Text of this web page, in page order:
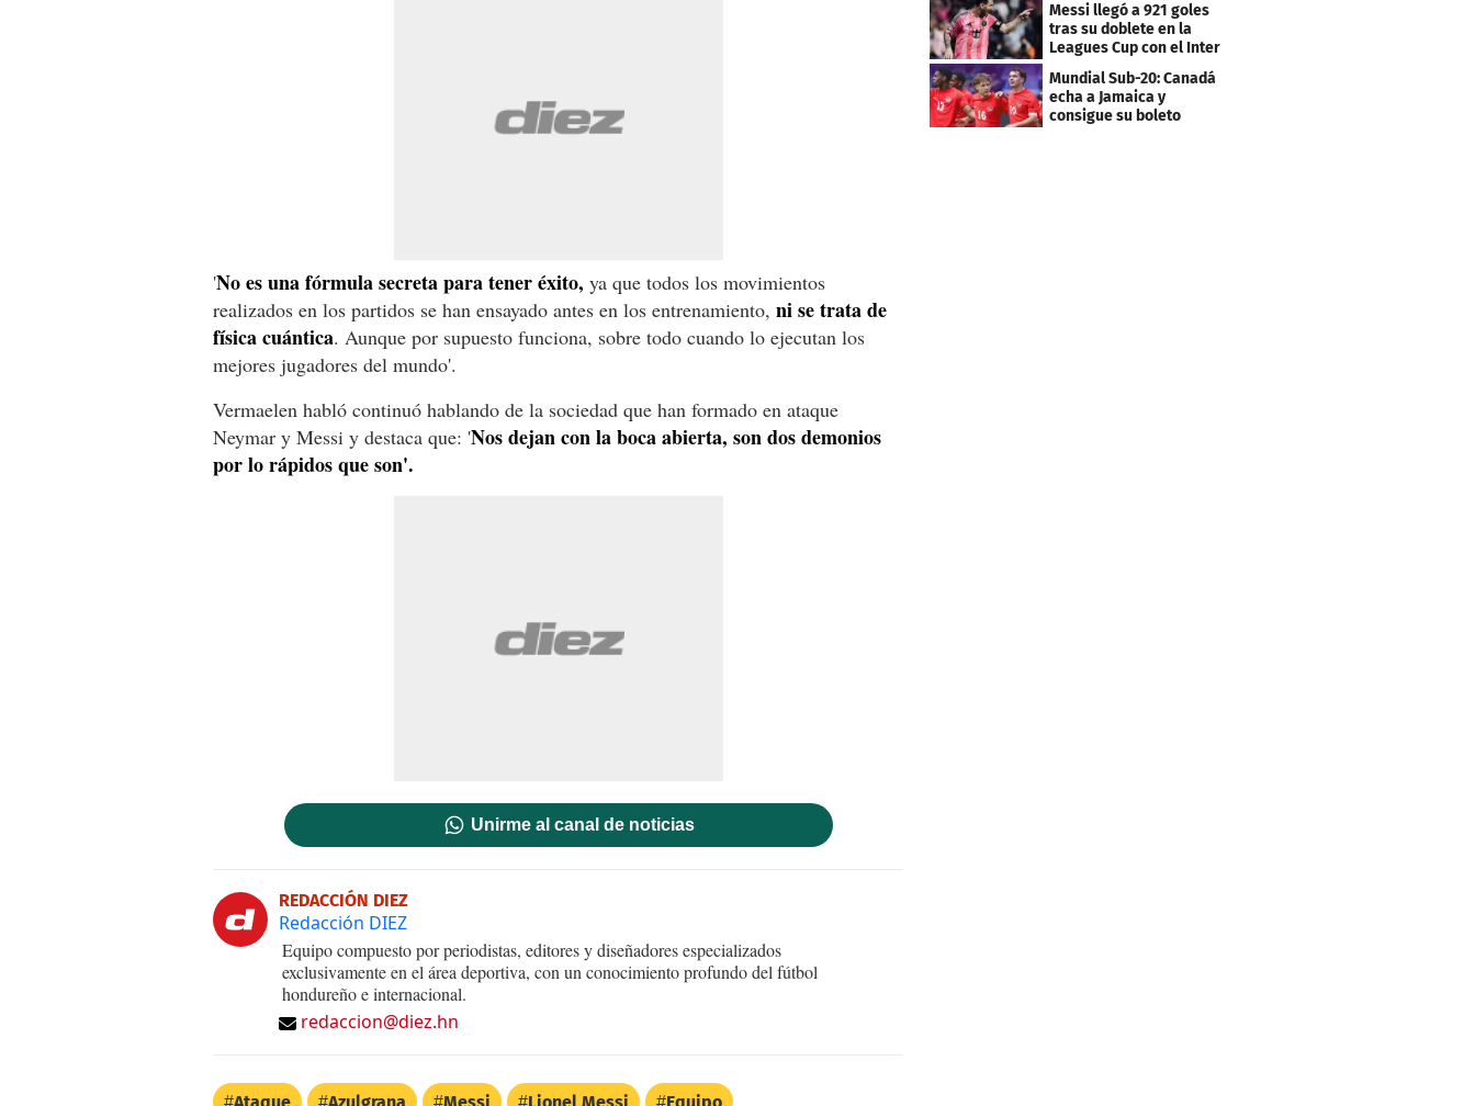
'No es una fórmula secreta para tener éxito, ya que todos los movimientos
realizados en los partidos se han ensayado antes en los entrenamiento, ni se trata de
física cuántica. Aunque por supuesto funciona, sobre todo cuando lo ejecutan los
mejores jugadores del mundo'.
Vermaelen habló continuó hablando de la sociedad que han formado en ataque
Neymar y Messi y destaca que: 'Nos dejan con la boca abierta, son dos demonios
por lo rápidos que son'.
Unirme al canal de noticias
REDACCIÓN DIEZ
Redacción DIEZ
Equipo compuesto por periodistas, editores y diseñadores especializados
exclusivamente en el área deportiva, con un conocimiento profundo del fútbol
hondureño e internacional.
redaccion@diez.hn
Messi llegó a 921 goles
tras su doblete en la
Leagues Cup con el Inter
Miami
Mundial Sub-20: Canadá
echa a Jamaica y
consigue su boleto